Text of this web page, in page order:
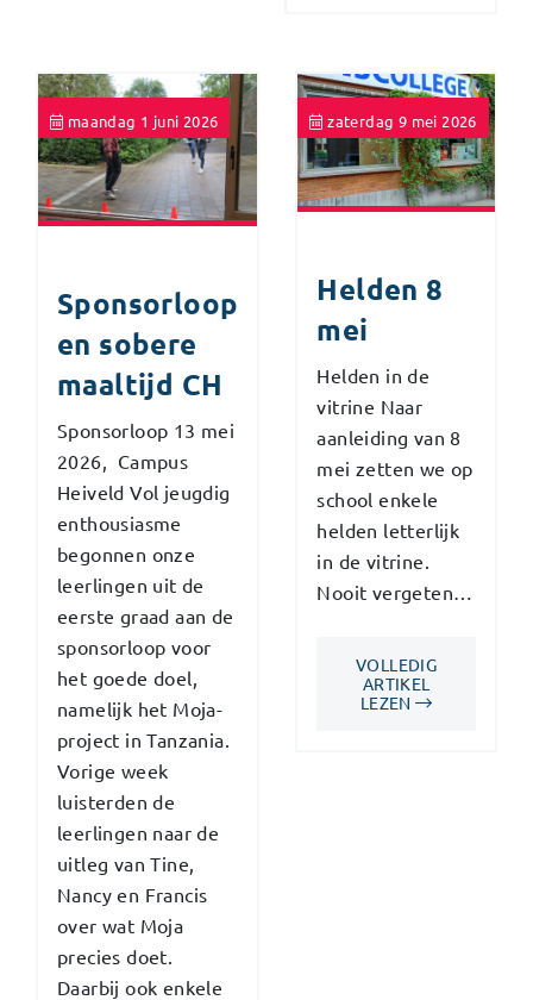
maandag 1 juni 2026
Sponsorloop
en sobere
maaltijd CH
Sponsorloop 13 mei
2026, Campus
Heiveld Vol jeugdig
enthousiasme
begonnen onze
leerlingen uit de
eerste graad aan de
sponsorloop voor
het goede doel,
namelijk het Moja-
project in Tanzania.
Vorige week
luisterden de
leerlingen naar de
uitleg van Tine,
Nancy en Francis
over wat Moja
precies doet.
Daarbij ook enkele
zaterdag 9 mei 2026
Helden 8
mei
Helden in de
vitrine Naar
aanleiding van 8
mei zetten we op
school enkele
helden letterlijk
in de vitrine.
Nooit vergeten…
VOLLEDIG
ARTIKEL
LEZEN